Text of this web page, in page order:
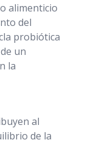
alimenticio
del
probiótica
un
la
al
de la